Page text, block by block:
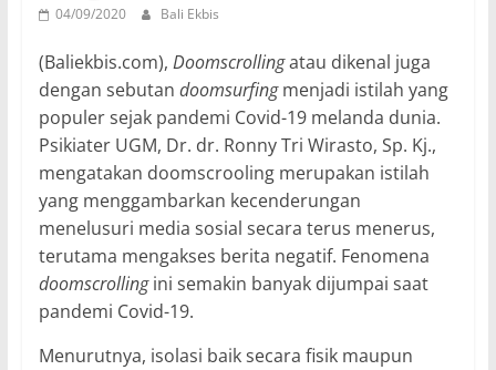
04/09/2020 Bali Ekbis
(Baliekbis.com), Doomscrollingatau dikenal juga
dengan sebutan doomsurfingmenjadi istilah yang
populer sejak pandemi Covid-19 melanda dunia.
Psikiater UGM, Dr. dr. Ronny Tri Wirasto, Sp. Kj.,
mengatakan doomscrooling merupakan istilah
yang menggambarkan kecenderungan
menelusuri media sosial secara terus menerus,
terutama mengakses berita negatif. Fenomena
doomscrollingini semakin banyak dijumpai saat
pandemi Covid-19.
Menurutnya, isolasi baik secara fisik maupun